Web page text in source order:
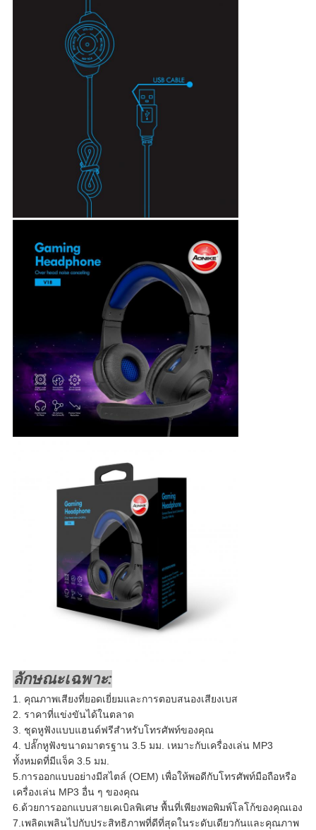
ลักษณะเฉพาะ:
1. คุณภาพเสียงที่ยอดเยี่ยมและการตอบสนองเสียงเบส
2. ราคาที่แข่งขันได้ในตลาด
3. ชุดหูฟังแบบแฮนด์ฟรีสำหรับโทรศัพท์ของคุณ
4. ปลั๊กหูฟังขนาดมาตรฐาน 3.5 มม. เหมาะกับเครื่องเล่น MP3
ทั้งหมดที่มีแจ็ค 3.5 มม.
5.การออกแบบอย่างมีสไตล์ (OEM) เพื่อให้พอดีกับโทรศัพท์มือถือหรือ
เครื่องเล่น MP3 อื่น ๆ ของคุณ
6.ด้วยการออกแบบสายเคเบิลพิเศษ พื้นที่เพียงพอพิมพ์โลโก้ของคุณเอง
7.เพลิดเพลินไปกับประสิทธิภาพที่ดีที่สุดในระดับเดียวกันและคุณภาพ